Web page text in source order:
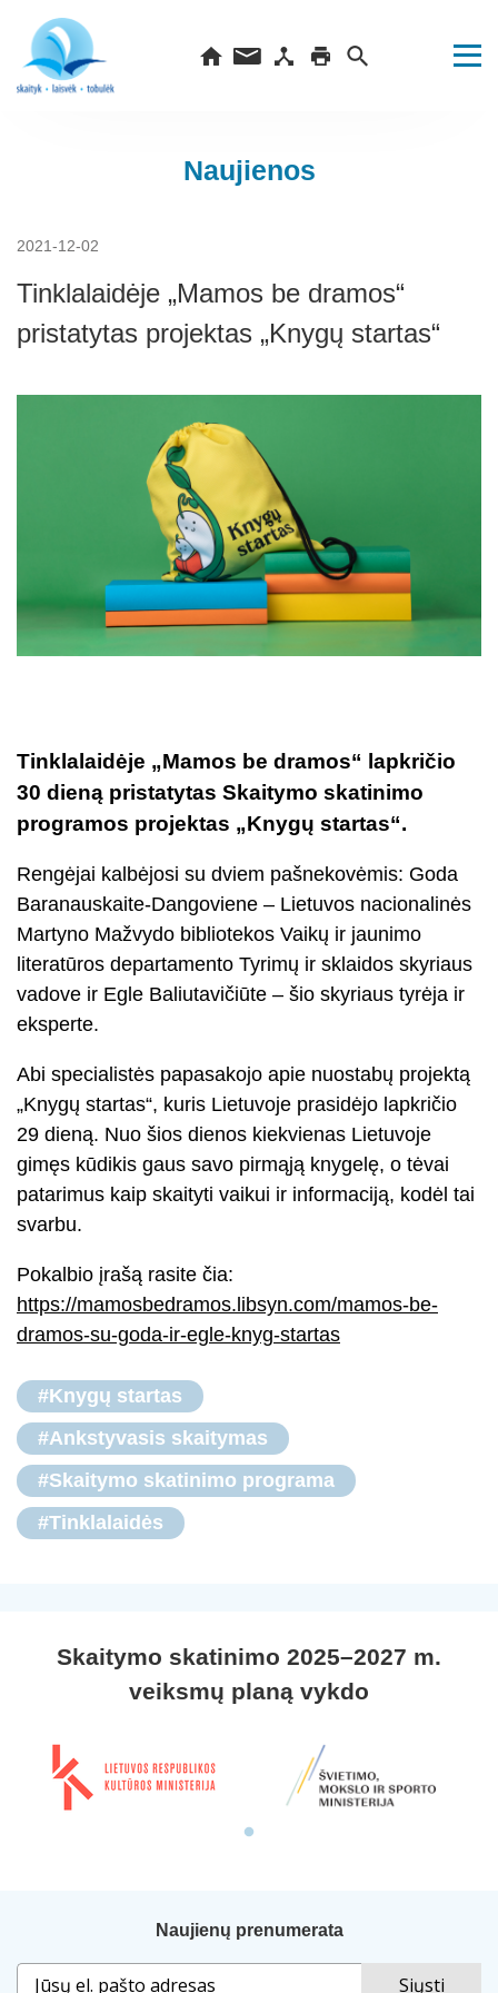
Naujienos
2021-12-02
Tinklalaidėje „Mamos be dramos“
pristatytas projektas „Knygų startas“
Tinklalaidėje „Mamos be dramos“ lapkričio
30 dieną pristatytas Skaitymo skatinimo
programos projektas „Knygų startas“.
Rengėjai kalbėjosi su dviem pašnekovėmis: Goda
Baranauskaite-Dangoviene – Lietuvos nacionalinės
Martyno Mažvydo bibliotekos Vaikų ir jaunimo
literatūros departamento Tyrimų ir sklaidos skyriaus
vadove ir Egle Baliutavičiūte – šio skyriaus tyrėja ir
eksperte.
Abi specialistės papasakojo apie nuostabų projektą
„Knygų startas“, kuris Lietuvoje prasidėjo lapkričio
29 dieną. Nuo šios dienos kiekvienas Lietuvoje
gimęs kūdikis gaus savo pirmąją knygelę, o tėvai
patarimus kaip skaityti vaikui ir informaciją, kodėl tai
svarbu.
Pokalbio įrašą rasite čia:
https://mamosbedramos.libsyn.com/mamos-be-
dramos-su-goda-ir-egle-knyg-startas
#Knygų startas
#Ankstyvasis skaitymas
#Skaitymo skatinimo programa
#Tinklalaidės
Skaitymo skatinimo 2025–2027 m.
veiksmų planą vykdo
Naujienų prenumerata